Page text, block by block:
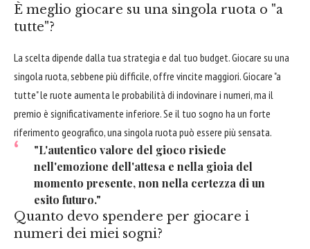
È meglio giocare su una singola ruota o "a
tutte"?
La scelta dipende dalla tua strategia e dal tuo budget. Giocare su una
singola ruota, sebbene più difficile, offre vincite maggiori. Giocare "a
tutte" le ruote aumenta le probabilità di indovinare i numeri, ma il
premio è significativamente inferiore. Se il tuo sogno ha un forte
riferimento geografico, una singola ruota può essere più sensata.
"L'autentico valore del gioco risiede
nell'emozione dell'attesa e nella gioia del
momento presente, non nella certezza di un
esito futuro."
Quanto devo spendere per giocare i
numeri dei miei sogni?